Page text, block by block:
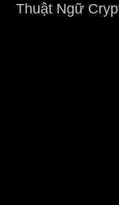
Thuật Ngữ